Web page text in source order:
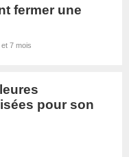
fermer une
7 mois
pour son